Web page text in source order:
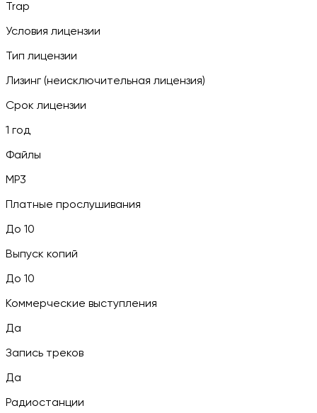
Trap
Условия лицензии
Тип лицензии
Лизинг (неисключительная лицензия)
Срок лицензии
1 год
Файлы
MP3
Платные прослушивания
До 10
Выпуск копий
До 10
Коммерческие выступления
Да
Запись треков
Да
Радиостанции